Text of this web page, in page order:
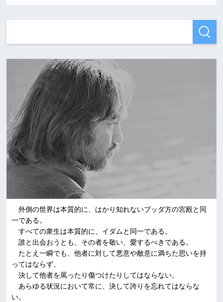
外側の世界は本質的に、はかり知れないブッダ方の宮殿と同
一である。
すべての衆生は本質的に、イダムと同一である。
誰と出会おうとも、その者を敬い、愛するべきである。
たとえ一瞬でも、他者に対して悪意や敵意に満ちた思いを持
ってはならず、
決して他者を罵ったり傷つけたりしてはならない。
あらゆる状況において常に、決して誇りを忘れてはならな
い。